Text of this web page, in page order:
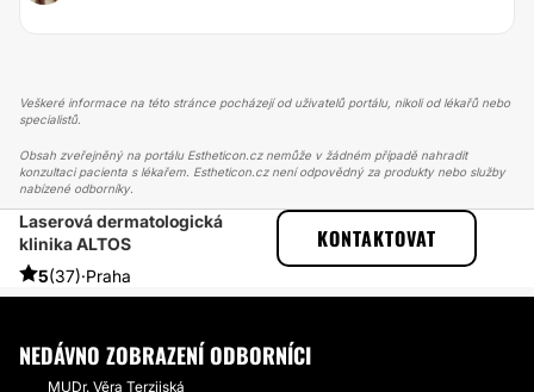
Veškeré informace na této stránce pocházejí od uživatelů portálu, nikoli od lékařů nebo
specialistů.
Obsah zveřejněný na portálu Estheticon.cz nemůže v žádném případě nahradit
konzultaci pacienta s lékařem. Estheticon.cz není odpovědný za produkty nebo služby
nabízené odborníky.
Laserová dermatologická
klinika ALTOS
5(37)·Praha
KONTAKTOVAT
ESTHETICON
PŘÍBĚHY
PŘÍBĚHY TÝKAJÍCÍ SE ZÁKROKU BOTULOTOXIN
PRO SVOU PRÁCI POTŘEBUJI VYPADAT DOBŘE
NEDÁVNO ZOBRAZENÍ ODBORNÍCI
MUDr. Věra Terzijská